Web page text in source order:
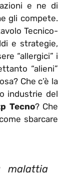
e ne di
gli compete.
Tecnico-
e strategie,
“allergici” i
“alieni”
Che c’è la
industrie del
Tecno? Che
sbarcare
malattia